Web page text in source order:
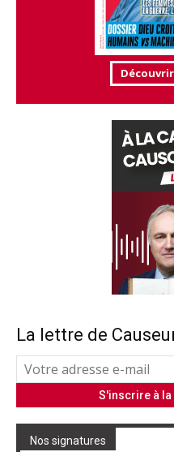
La lettre de
Nos signatures